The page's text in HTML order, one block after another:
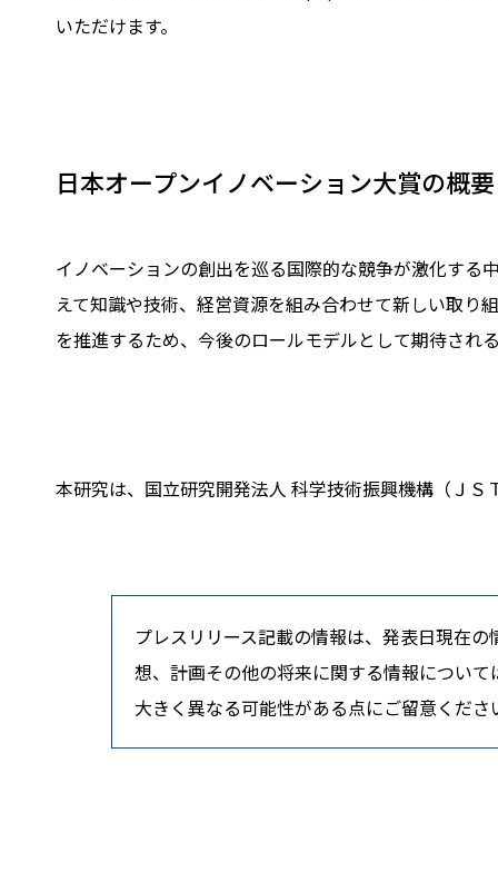
いただけます。
日本オープンイノベーション大賞の概要
イノベーションの創出を巡る国際的な競争が激化する
えて知識や技術、経営資源を組み合わせて新しい取り
を推進するため、今後のロールモデルとして期待され
本研究は、国立研究開発法人 科学技術振興機構（Ｊ
プレスリリース記載の情報は、発表日現在
想、計画その他の将来に関する情報につい
大きく異なる可能性がある点にご留意くださ